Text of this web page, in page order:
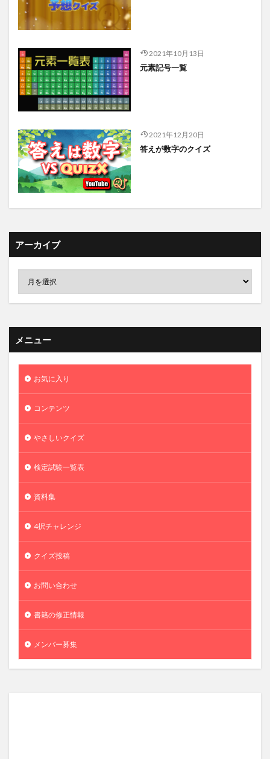
2021年10月13日
元素記号一覧
2021年12月20日
答えが数字のクイズ
アーカイブ
メニュー
お気に入り
コンテンツ
やさしいクイズ
検定試験一覧表
資料集
4択チャレンジ
クイズ投稿
お問い合わせ
書籍の修正情報
メンバー募集